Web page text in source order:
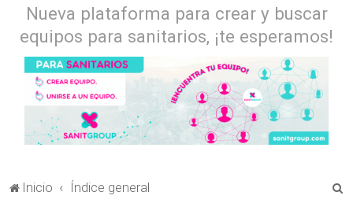
Nueva plataforma para crear y buscar
equipos para sanitarios, ¡te esperamos!
Inicio Índice general